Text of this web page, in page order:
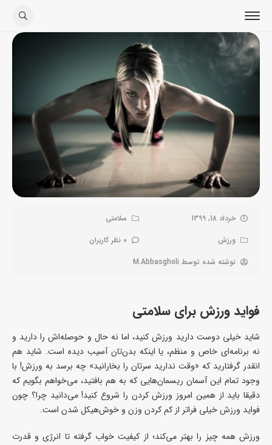
خرداد 18, 1399
سلامتی
ورزش
0 نظر کاربران
نوشته شده توسط M.Abbasgholi
فواید ورزش برای سلامتی
شاید خیلی دوست دارید ورزش کنید، اما نه حال و حوصله‌اش را دارید و
نه برنامه‌‌ای خاص و منظم، یا اینکه بدن‌تان آسیب دیده‌ است. شاید هم
انقدر گرفتارید که «وقت ندارید سرتان را بخارانید» چه برسد به ورزش! با
وجود تمام این آسمان ریسمان‌هایی که به هم بافتید، می‌خواهم بگویم که
دقیقا باید از همین امروز ورزش کردن را شروع کنید! می‌دانید چرا؟ چون
فواید ورزش خیلی فراتر از کم کردن وزن و خوش‌هیکل شدن است.
ورزش همه چیز را بهتر می‌کند؛ از کیفیت خواب گرفته تا انرژی و قدرت